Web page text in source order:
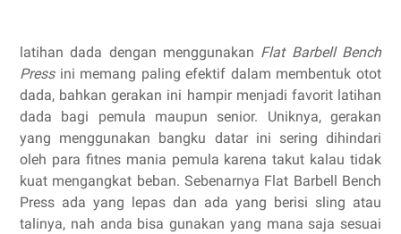
latihan dada dengan menggunakan Flat Barbell Bench
Pressini memang paling efektif dalam membentuk otot
dada, bahkan gerakan ini hampir menjadi favorit latihan
dada bagi pemula maupun senior. Uniknya, gerakan
yang menggunakan bangku datar ini sering dihindari
oleh para fitnes mania pemula karena takut kalau tidak
kuat mengangkat beban. Sebenarnya Flat Barbell Bench
Press ada yang lepas dan ada yang berisi sling atau
talinya, nah anda bisa gunakan yang mana saja sesuai